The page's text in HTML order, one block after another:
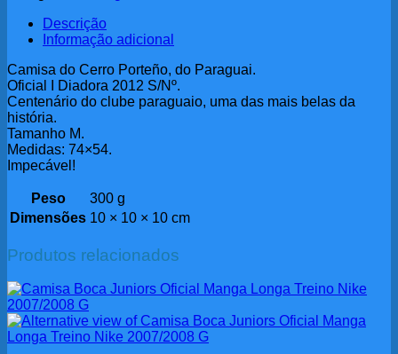
Descrição
Informação adicional
Camisa do Cerro Porteño, do Paraguai.
Oficial I Diadora 2012 S/Nº.
Centenário do clube paraguaio, uma das mais belas da
história.
Tamanho M.
Medidas: 74×54.
Impecável!
Peso
300 g
Dimensões 10 × 10 × 10 cm
Produtos relacionados